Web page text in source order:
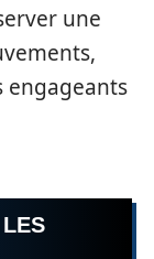
une
engageants